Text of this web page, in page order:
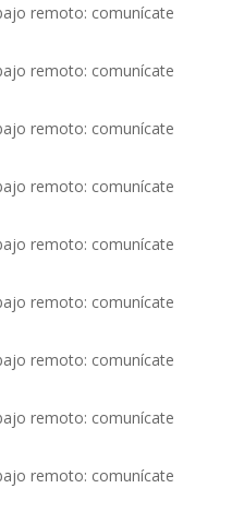
remoto: comunícate
remoto: comunícate
remoto: comunícate
remoto: comunícate
remoto: comunícate
remoto: comunícate
remoto: comunícate
remoto: comunícate
remoto: comunícate